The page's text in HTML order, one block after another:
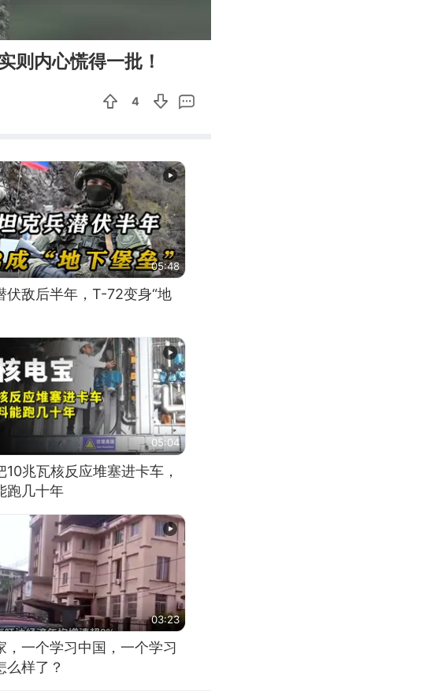
则内心慌得一批！
4
05:48
伏敌后半年，T-72变身“地
05:04
10兆瓦核反应堆塞进卡车，
跑几十年
03:23
，一个学习中国，一个学习
么样了？